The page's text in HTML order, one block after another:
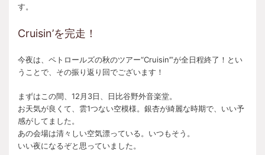
す。
Cruisin’を完走！
今夜は、ペトロールズの秋のツアー“Cruisin’”が全日程終了！とい
うことで、その振り返り回でございます！
まずはこの間、12月3日、日比谷野外音楽堂。
お天気が良くて、雲1つない空模様。銀杏が綺麗な時期で、いい予
感がしてました。
あの会場は清々しい空気漂っている。いつもそう。
いい夜になるぞと思っていました。